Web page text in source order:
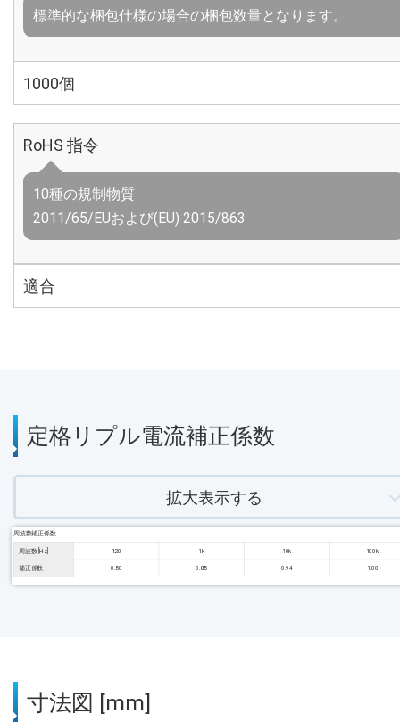
標準的な梱包仕様の場合の梱包数量となります。
1000個
RoHS 指令
10種の規制物質
2011/65/EUおよび(EU) 2015/863
適合
定格リプル電流補正係数
拡大表示する
周波数補正係数
周波数 [Hz] 120 1k 10k 100k
補正係数 0.50 0.85 0.94 1.00
寸法図 [mm]